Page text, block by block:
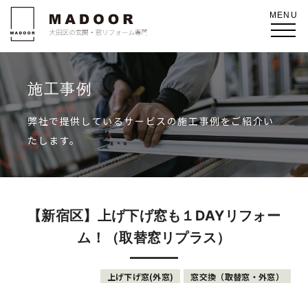
施工事例
弊社で提供しているサービスの施工事例をご紹介い
たします。
【新宿区】上げ下げ窓も１DAYリフォー
ム！（取替窓リプラス）
上げ下げ窓(外窓) 窓交換（取替窓・外窓）